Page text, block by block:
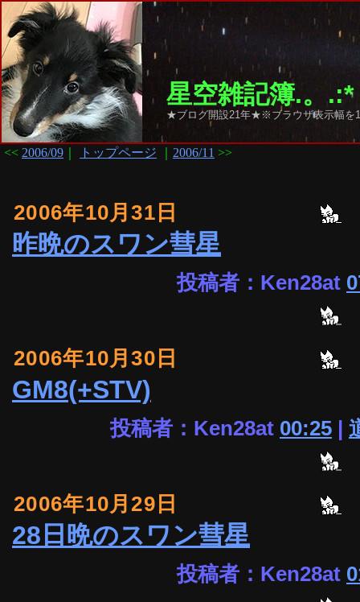
星空雑記簿.。
★ブログ開設21年★※ブラウザ表示幅を
<< 2006/09 トップページ 2006/11 >>
2006年10月31日
昨晩のスワン彗星
投稿者：Ken28at
2006年10月30日
GM8(+STV)
投稿者：Ken28at 00:25 |
2006年10月29日
28日晩のスワン彗星
投稿者：Ken28at